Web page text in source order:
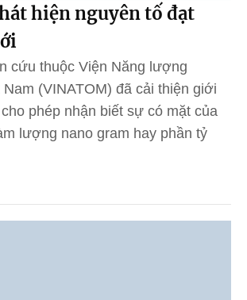
hiện nguyên tố đạt
cứu thuộc Viện Năng lượng
(VINATOM) đã cải thiện giới
phép nhận biết sự có mặt của
lượng nano gram hay phần tỷ